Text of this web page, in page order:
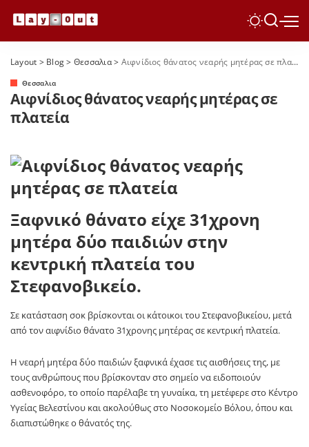
Layout > Blog> Θεσσαλια> Αιφνίδιος θάνατος νεαρής μητέρας σε πλατεία
Θεσσαλια
Αιφνίδιος θάνατος νεαρής μητέρας σε
πλατεία
Ξαφνικό θάνατο είχε 31χρονη
μητέρα δύο παιδιών στην
κεντρική πλατεία του
Στεφανοβικείο.
Σε κατάσταση σοκ βρίσκονται οι κάτοικοι του Στεφανοβικείου, μετά
από τον αιφνίδιο θάνατο 31χρονης μητέρας σε κεντρική πλατεία.
Η νεαρή μητέρα δύο παιδιών ξαφνικά έχασε τις αισθήσεις της, με
τους ανθρώπους που βρίσκονταν στο σημείο να ειδοποιούν
ασθενοφόρο, το οποίο παρέλαβε τη γυναίκα, τη μετέφερε στο Κέντρο
Υγείας Βελεστίνου και ακολούθως στο Νοσοκομείο Βόλου, όπου και
διαπιστώθηκε ο θάνατός της.